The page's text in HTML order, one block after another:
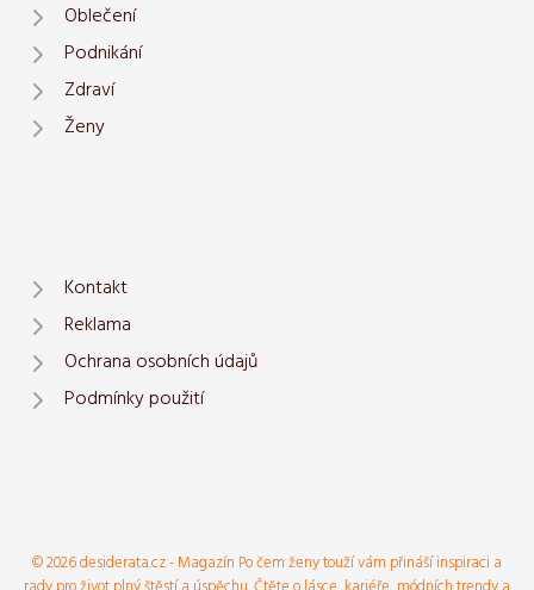
Oblečení
Podnikání
Zdraví
Ženy
Kontakt
Reklama
Ochrana osobních údajů
Podmínky použití
© 2026 desiderata.cz - Magazín Po čem ženy touží vám přináší inspiraci a